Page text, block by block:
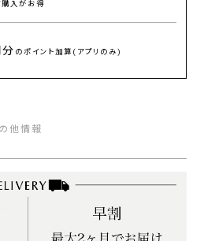
購入がお得
のポイント加算(アプリのみ)
他情報